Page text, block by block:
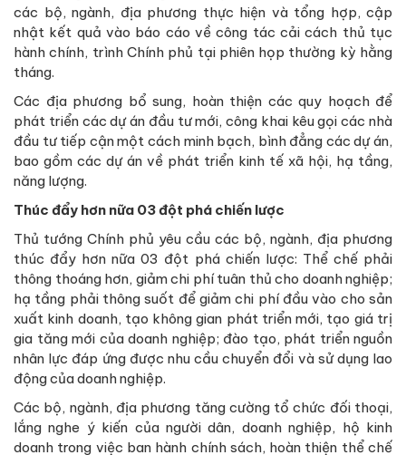
các bộ, ngành, địa phương thực hiện và tổng hợp, cập
nhật kết quả vào báo cáo về công tác cải cách thủ tục
hành chính, trình Chính phủ tại phiên họp thường kỳ hằng
tháng.
Các địa phương bổ sung, hoàn thiện các quy hoạch để
phát triển các dự án đầu tư mới, công khai kêu gọi các nhà
đầu tư tiếp cận một cách minh bạch, bình đẳng các dự án,
bao gồm các dự án về phát triển kinh tế xã hội, hạ tầng,
năng lượng.
Thúc đẩy hơn nữa 03 đột phá chiến lược
Thủ tướng Chính phủ yêu cầu các bộ, ngành, địa phương
thúc đẩy hơn nữa 03 đột phá chiến lược: Thể chế phải
thông thoáng hơn, giảm chi phí tuân thủ cho doanh nghiệp;
hạ tầng phải thông suốt để giảm chi phí đầu vào cho sản
xuất kinh doanh, tạo không gian phát triển mới, tạo giá trị
gia tăng mới của doanh nghiệp; đào tạo, phát triển nguồn
nhân lực đáp ứng được nhu cầu chuyển đổi và sử dụng lao
động của doanh nghiệp.
Các bộ, ngành, địa phương tăng cường tổ chức đối thoại,
lắng nghe ý kiến của người dân, doanh nghiệp, hộ kinh
doanh trong việc ban hành chính sách, hoàn thiện thể chế